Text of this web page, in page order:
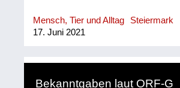
Mensch, Tier und Alltag
Steiermark
17. Juni 2021
Bekanntgaben laut ORF-G